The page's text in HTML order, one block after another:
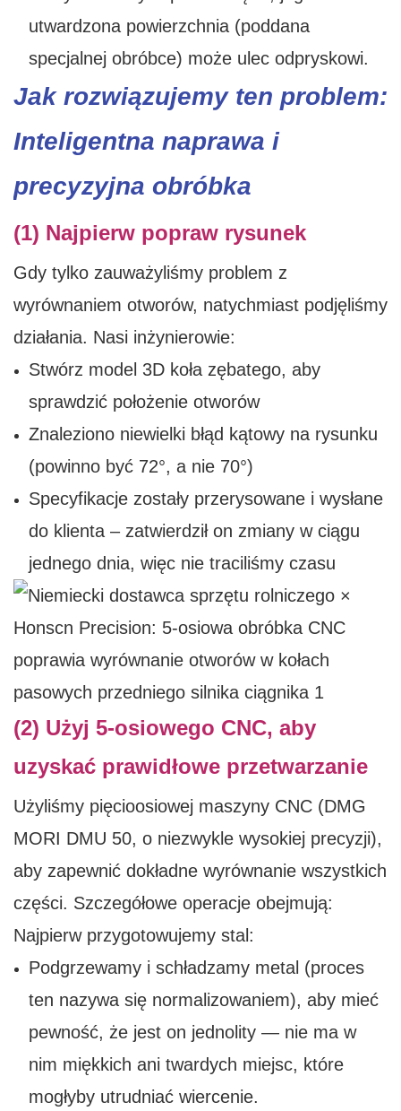
utwardzona powierzchnia (poddana
specjalnej obróbce) może ulec odpryskowi.
Jak rozwiązujemy ten problem:
Inteligentna naprawa i
precyzyjna obróbka
(1) Najpierw popraw rysunek
Gdy tylko zauważyliśmy problem z
wyrównaniem otworów, natychmiast podjęliśmy
działania. Nasi inżynierowie:
Stwórz model 3D koła zębatego, aby
sprawdzić położenie otworów
Znaleziono niewielki błąd kątowy na rysunku
(powinno być 72°, a nie 70°)
Specyfikacje zostały przerysowane i wysłane
do klienta – zatwierdził on zmiany w ciągu
jednego dnia, więc nie traciliśmy czasu
(2) Użyj 5-osiowego CNC, aby
uzyskać prawidłowe przetwarzanie
Użyliśmy pięcioosiowej maszyny CNC (DMG
MORI DMU 50, o niezwykle wysokiej precyzji),
aby zapewnić dokładne wyrównanie wszystkich
części. Szczegółowe operacje obejmują:
Najpierw przygotowujemy stal:
Podgrzewamy i schładzamy metal (proces
ten nazywa się normalizowaniem), aby mieć
pewność, że jest on jednolity — nie ma w
nim miękkich ani twardych miejsc, które
mogłyby utrudniać wiercenie.